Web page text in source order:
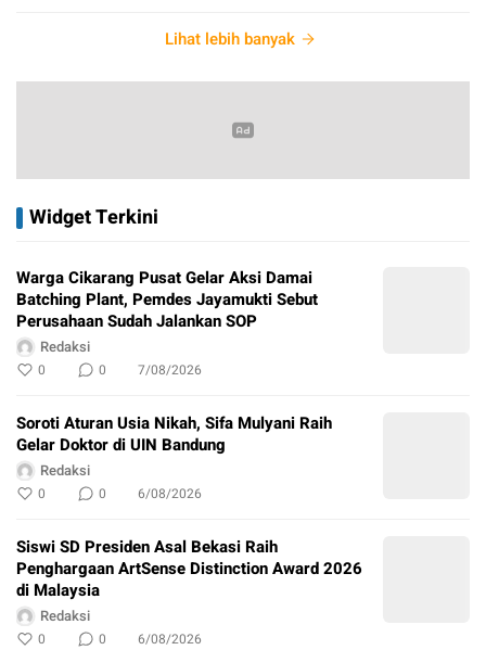
Lihat lebih banyak
Widget Terkini
Warga Cikarang Pusat Gelar Aksi Damai
Batching Plant, Pemdes Jayamukti Sebut
Perusahaan Sudah Jalankan SOP
Redaksi
0 0 7/08/2026
Soroti Aturan Usia Nikah, Sifa Mulyani Raih
Gelar Doktor di UIN Bandung
Redaksi
0 0 6/08/2026
Siswi SD Presiden Asal Bekasi Raih
Penghargaan ArtSense Distinction Award 2026
di Malaysia
Redaksi
0 0 6/08/2026